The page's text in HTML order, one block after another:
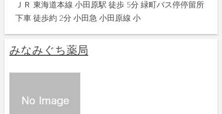
ＪＲ 東海道本線 小田原駅 徒歩 5分 緑町バス停停留所
下車 徒歩約 2分 小田急 小田原線 小
みなみぐち薬局